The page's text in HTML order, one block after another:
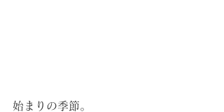
始まりの季節。